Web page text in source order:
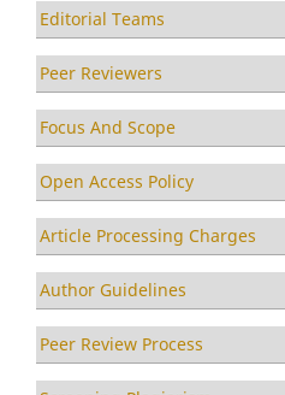
Editorial Teams
Peer Reviewers
Focus And Scope
Open Access Policy
Article Processing Charges
Author Guidelines
Peer Review Process